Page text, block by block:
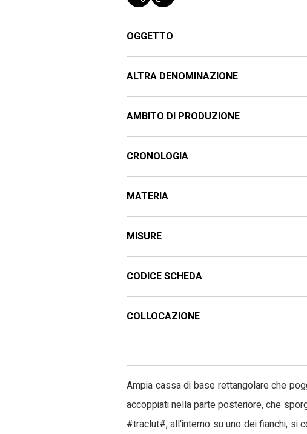
OGGETTO
ALTRA DENOMINAZIONE
AMBITO DI PRODUZIONE
CRONOLOGIA
MATERIA
MISURE
CODICE SCHEDA
COLLOCAZIONE
Ampia cassa di base rettangolare che
accoppiati nella parte posteriore, che
#traclut#, all'interno su uno dei fianchi, si